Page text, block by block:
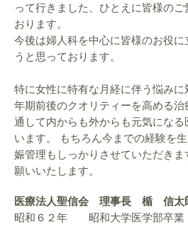
って行きました、ひとえに皆様の
おります。
今後は婦人科を中心に皆様のお役に
うと思っております。
特に女性に特有な月経に伴う悩み
年期前後のクオリティーを高める
通して内からも外からも元気にな
います。 もちろん今までの経験を
娠管理もしっかりさせていただき
願いいたします。
医療法人聖信会 理事長 楯 信太
昭和６２年 昭和大学医学部卒業